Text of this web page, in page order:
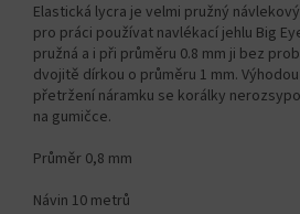
Elastická lycra je velmi pružný
pro práci používat navlékací jehlu Big
pružná a i při průměru 0.8 mm ji bez
dvojitě dírkou o průměru 1 mm.
přetržení náramku se korálky
na gumičce.
Průměr 0,8 mm
Návin 10 metrů